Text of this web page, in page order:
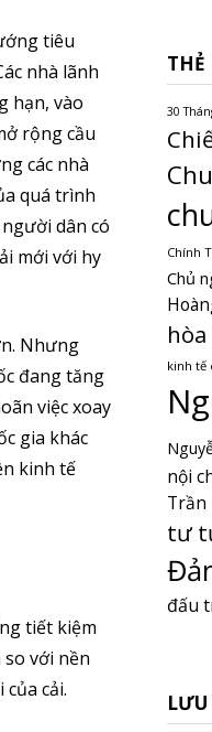
tiêu
nhà lãnh
hạn, vào
rộng cầu
các nhà
quá trình
dân có
mới với hy
Nhưng
đang tăng
việc xoay
gia khác
kinh tế
tiết kiệm
với nền
cải.
THẺ
30
Chính
Chủ
kinh tế
nội
Trần
tư
đấu